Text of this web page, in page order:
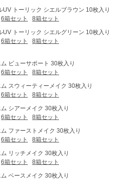
UV トーリック シエルブラウン 10枚入り
6箱セット
8箱セット
UV トーリック シエルグリーン 10枚入り
6箱セット
8箱セット
ビューサポート 30枚入り
6箱セット
8箱セット
スウィーティーメイク 30枚入り
6箱セット
8箱セット
シアーメイク 30枚入り
6箱セット
8箱セット
ファーストメイク 30枚入り
6箱セット
8箱セット
リッチメイク 30枚入り
6箱セット
8箱セット
ベースメイク 30枚入り